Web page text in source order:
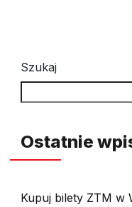
Szukaj
Ostatnie
Kupuj bilety ZTM w